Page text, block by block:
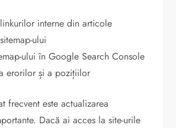
interne din articole
ului
ului în Google Search Console
erorilor și a pozițiilor
frecvent este actualizarea
Dacă ai acces la site-urile